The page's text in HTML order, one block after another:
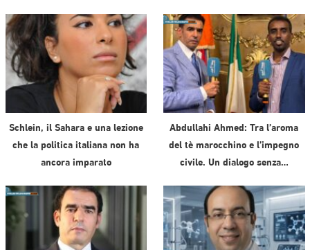
Schlein, il Sahara e una lezione
che la politica italiana non ha
ancora imparato
Abdullahi Ahmed: Tra l’aroma
del tè marocchino e l’impegno
civile. Un dialogo senza…